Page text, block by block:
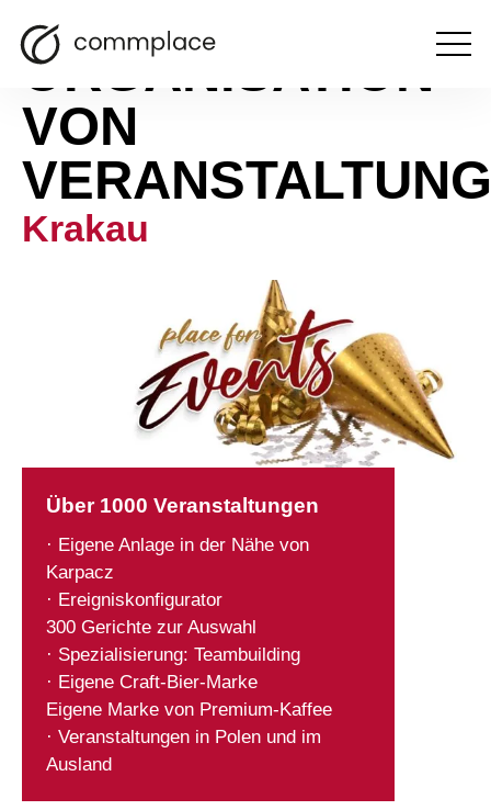
ORGANISATION
VON
Krakau
Über 1000 Veranstaltungen
· Eigene Anlage in der Nähe von
Karpacz
· Ereigniskonfigurator
300 Gerichte zur Auswahl
· Spezialisierung: Teambuilding
· Eigene Craft-Bier-Marke
Eigene Marke von Premium-Kaffee
· Veranstaltungen in Polen und im
Ausland